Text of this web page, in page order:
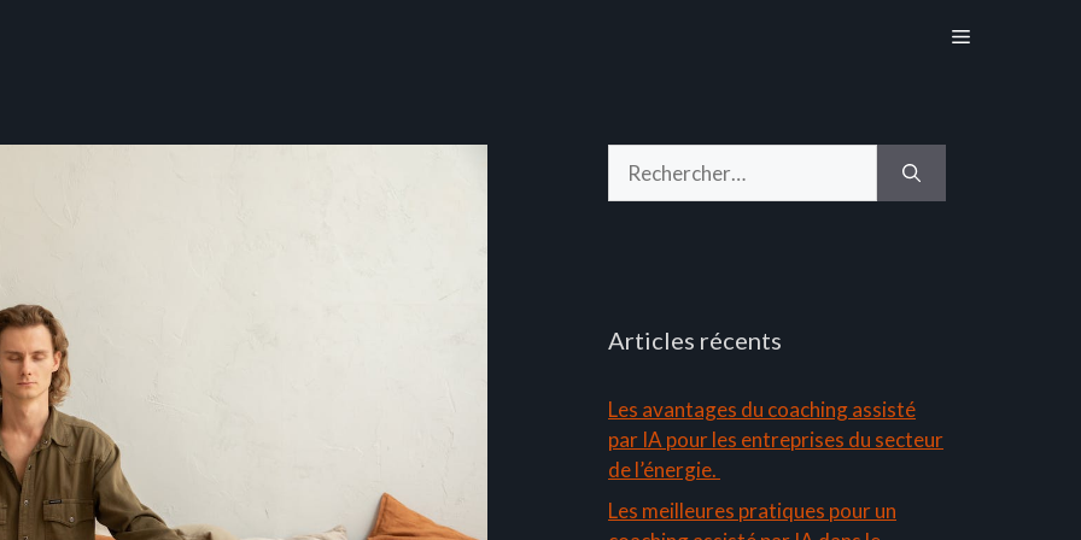
Menu
Articles récents
Les avantages du coaching assisté
par IA pour les entreprises du secteur
de l’énergie.
Les meilleures pratiques pour un